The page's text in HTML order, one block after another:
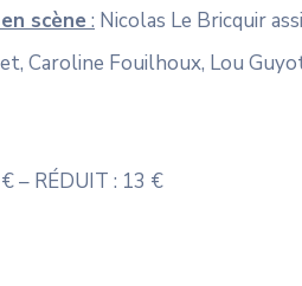
scène : Nicolas Le Bricquir
Caroline Fouilhoux, Lou
– RÉDUIT : 13 €